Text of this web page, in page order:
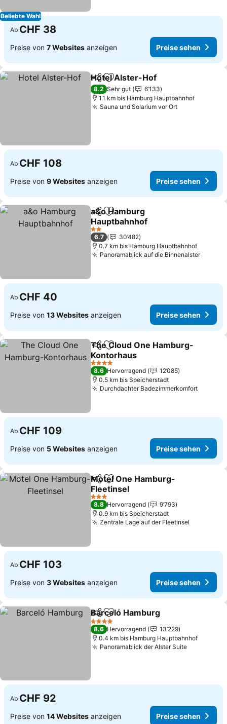
Beliebte Wahl
Ab CHF 38
Preise von 7 Websites anzeigen Preise sehen
TeilenZu Favoriten hinzufügen
Hotel Alster-Hof
8.2 Sehr gut
6’133
1.1 km bis Hamburg Hauptbahnhof
Sauna und Solarium vor Ort
Ab CHF 108
Preise von 9 Websites anzeigen Preise sehen
TeilenZu Favoriten hinzufügen
a&o Hamburg
Hauptbahnhof
2 Sterne
6.7
30’482
0.7 km bis Hamburg Hauptbahnhof
Panoramablick auf die Binnenalster
Ab CHF 40
Preise von 13 Websites anzeigen Preise sehen
TeilenZu Favoriten hinzufügen
The Cloud One Hamburg-
Kontorhaus
4 Sterne
8.6 Hervorragend
12’085
0.5 km bis Speicherstadt
Durchdachter Badezimmerkomfort
Ab CHF 109
Preise von 5 Websites anzeigen Preise sehen
TeilenZu Favoriten hinzufügen
Motel One Hamburg-
Fleetinsel
3 Sterne
8.8 Hervorragend
9’793
0.9 km bis Speicherstadt
Zentrale Lage auf der Fleetinsel
Ab CHF 103
Preise von 3 Websites anzeigen Preise sehen
TeilenZu Favoriten hinzufügen
Barceló Hamburg
4 Sterne
8.6 Hervorragend
13’229
0.4 km bis Hamburg Hauptbahnhof
Panoramablick der Alster Suite
Ab CHF 92
Preise von 14 Websites anzeigen Preise sehen